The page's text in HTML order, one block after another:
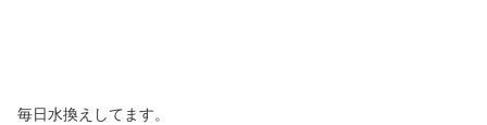
毎日水換えしてます。